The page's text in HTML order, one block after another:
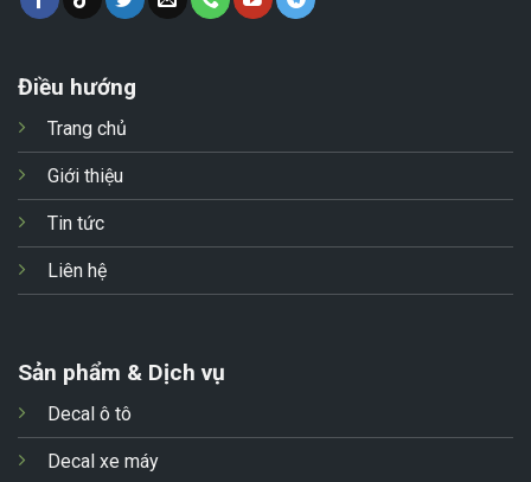
Điều hướng
Trang chủ
Giới thiệu
Tin tức
Liên hệ
Sản phẩm & Dịch vụ
Decal ô tô
Decal xe máy